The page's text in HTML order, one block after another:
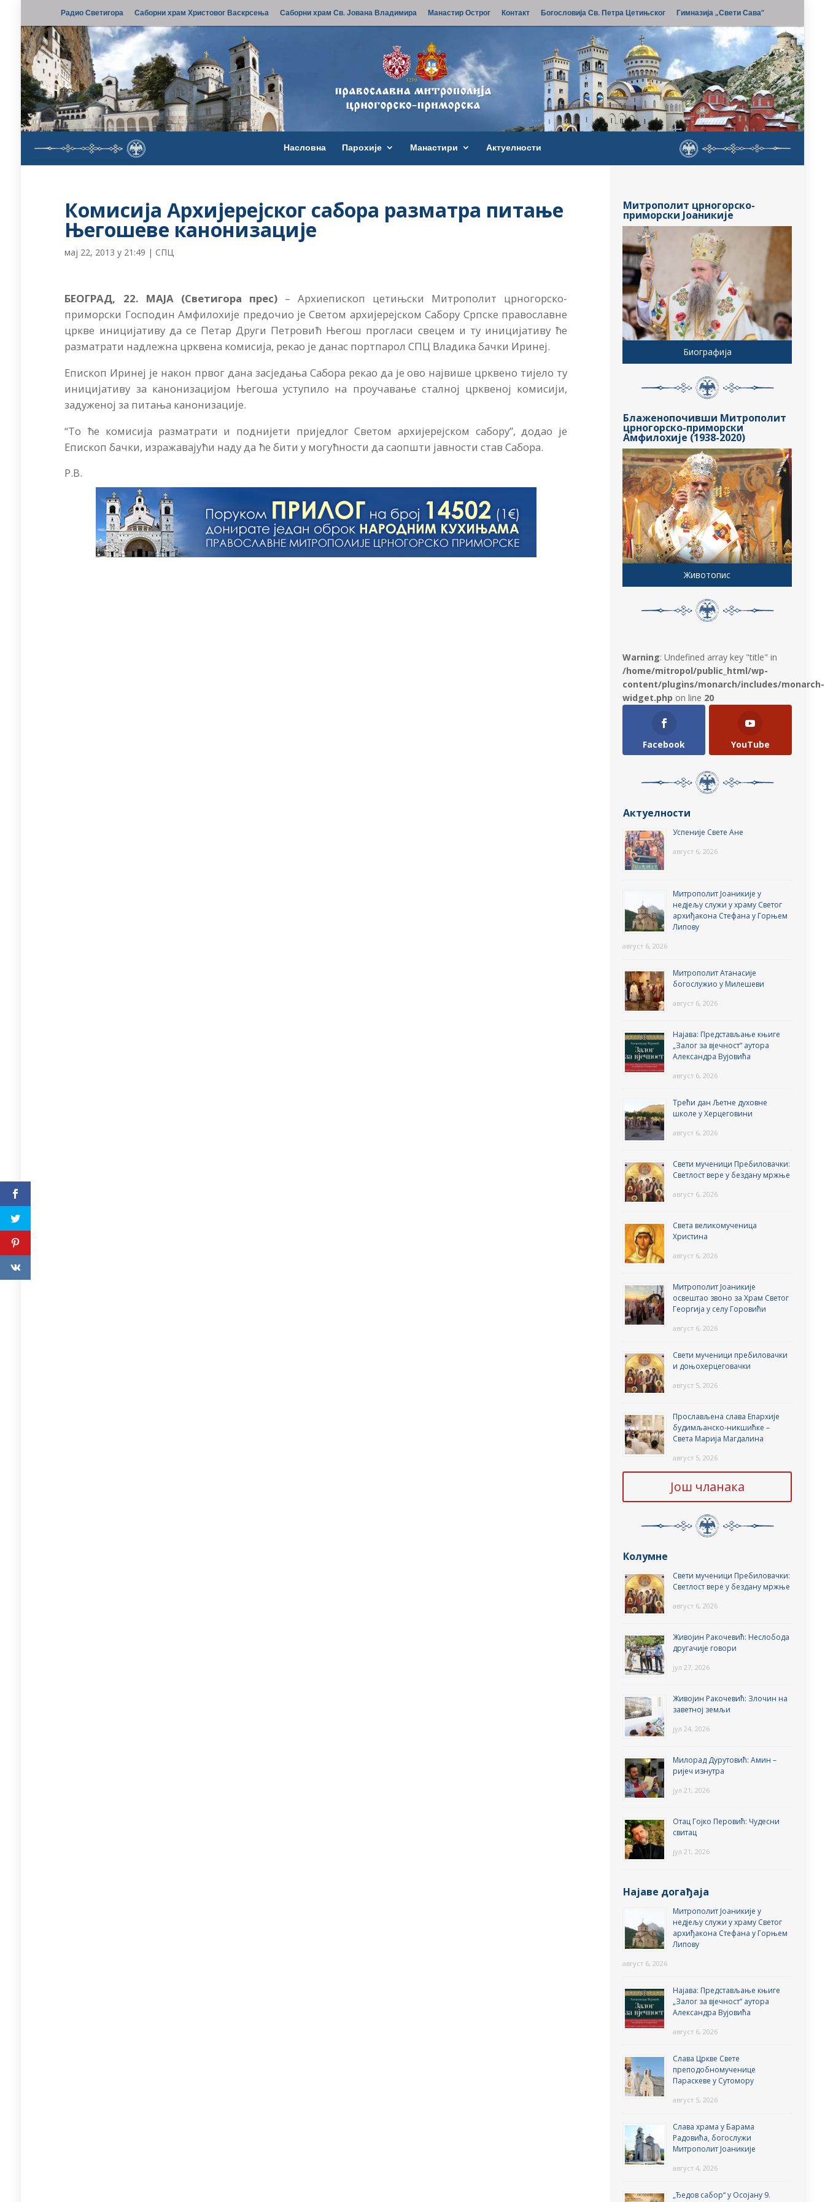
Радио Светигора Саборни храм Христовог Васкрсења Саборни храм Св. Јована Владимира Манастир Острог Контакт Богословија Св. Петра Цетињског Гимназија „Свети Сава“
Насловна Парохије Манастири Актуелности
Комисија Архијерејског сабора разматра питање
Његошеве канонизације
мај 22, 2013 у 21:49 | СПЦ
БЕОГРАД, 22. МАЈА (Светигора прес) – Архиепископ цетињски Митрополит црногорско-
приморски Господин Амфилохије предочио је Светом архијерејском Сабору Српске православне
цркве иницијативу да се Петар Други Петровић Његош прогласи свецем и ту иницијативу ће
разматрати надлежна црквена комисија, рекао је данас портпарол СПЦ Владика бачки Иринеј.
Епископ Иринеј је након првог дана засједања Сабора рекао да је ово највише црквено тијело ту
иницијативу за канонизацијом Његоша уступило на проучавање сталној црквеној комисији,
задуженој за питања канонизације.
“То ће комисија разматрати и поднијети приједлог Светом архијерејском сабору”, додао је
Епископ бачки, изражавајући наду да ће бити у могућности да саопшти јавности став Сабора.
Р.В.
Митрополит црногорско-
приморски Јоаникије
Биографија
Блаженопочивши Митрополит
црногорско-приморски
Амфилохије (1938-2020)
Животопис
Warning: Undefined array key "title" in
/home/mitropol/public_html/wp-
content/plugins/monarch/includes/monarch-
widget.php on line 20
Facebook YouTube
Актуелности
Успеније Свете Ане
август 6, 2026
Митрополит Јоаникије у
недјељу служи у храму Светог
архиђакона Стефана у Горњем
Липову
август 6, 2026
Митрополит Атанасије
богослужио у Милешеви
август 6, 2026
Најава: Представљање књиге
„Залог за вјечност“ аутора
Александра Вујовића
август 6, 2026
Трећи дан Љетне духовне
школе у Херцеговини
август 6, 2026
Свети мученици Пребиловачки:
Светлост вере у бездану мржње
август 6, 2026
Света великомученица
Христина
август 6, 2026
Митрополит Јоаникије
освештао звоно за Храм Светог
Георгија у селу Горовићи
август 6, 2026
Свети мученици пребиловачки
и доњохерцеговачки
август 5, 2026
Прослављена слава Епархије
будимљанско-никшићке –
Света Марија Магдалина
август 5, 2026
Још чланака
Колумне
Свети мученици Пребиловачки:
Светлост вере у бездану мржње
август 6, 2026
Живојин Ракочевић: Неслобода
другачије говори
јул 27, 2026
Живојин Ракочевић: Злочин на
заветној земљи
јул 24, 2026
Милорад Дурутовић: Амин –
ријеч изнутра
јул 21, 2026
Отац Гојко Перовић: Чудесни
свитац
јул 21, 2026
Најаве догађаја
Митрополит Јоаникије у
недјељу служи у храму Светог
архиђакона Стефана у Горњем
Липову
август 6, 2026
Најава: Представљање књиге
„Залог за вјечност“ аутора
Александра Вујовића
август 6, 2026
Слава Цркве Свете
преподобномученице
Параскеве у Сутомору
август 5, 2026
Слава храма у Барама
Радовића, богослужи
Митрополит Јоаникије
август 4, 2026
„Ђедов сабор“ у Осојану 9.